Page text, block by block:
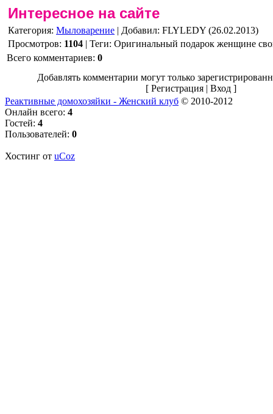
Интересное на сайте
Категория: Мыловарение | Добавил: FLYLEDY (26.02.2013)
Просмотров: 1104 | Теги: Оригинальный подарок женщине
Всего комментариев: 0
Добавлять комментарии могут только
[ Регистрация| Вход]
Реактивные домохозяйки - Женский клуб © 2010-2012
Онлайн всего: 4
Гостей: 4
Пользователей: 0
Хостинг от uCoz